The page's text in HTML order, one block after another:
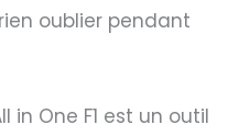
oublier pendant
in One F1 est un outil